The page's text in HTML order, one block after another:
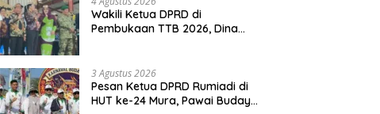
Wakili Ketua DPRD di
Pembukaan TTB 2026, Dina
3 Agustus 2026
Pesan Ketua DPRD Rumiadi di
HUT ke-24 Mura, Pawai Budaya